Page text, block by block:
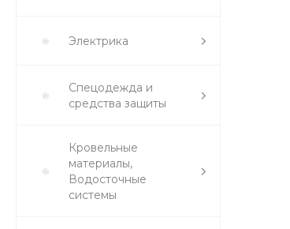
Электрика
Спецодежда и
средства защиты
Кровельные
материалы,
Водосточные
системы